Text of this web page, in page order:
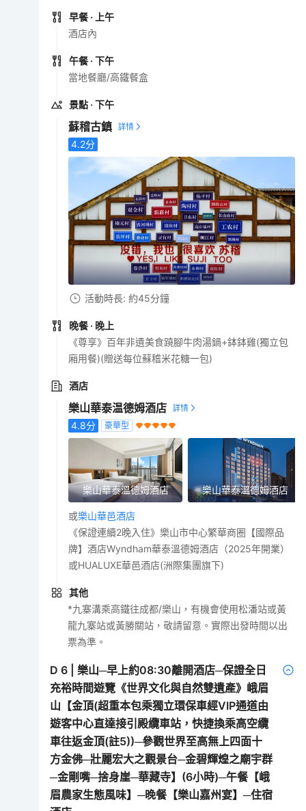
早餐 · 上午
酒店內
午餐 · 下午
當地餐廳/高鐵餐盒
景點 · 下午
蘇稽古鎮
4.2分
活動時長: 約45分鐘
晚餐 · 晚上
《尊享》百年非遺美食蹺腳牛肉湯鍋+鉢鉢雞(獨立包
廂用餐)(贈送每位蘇稽米花糖一包)
酒店
樂山華泰温德姆酒店
4.8分 豪華型
樂山華泰溫德姆酒店 樂山華泰溫德姆酒店
或樂山華邑酒店
《保證連續2晚入住》樂山市中心繁華商圈【國際品
牌】酒店Wyndham華泰溫德姆酒店（2025年開業）
或HUALUXE華邑酒店(洲際集團旗下)
其他
*九寨溝乘高鐵往成都/樂山，有機會使用松潘站或黃
龍九寨站或黃勝關站，敬請留意。實際出發時間以出
票為準。
D6 |樂山─早上約08:30離開酒店─保證全日
充裕時間遊覽《世界文化與自然雙遺產》峨眉
山【金頂(超重本包乘獨立環保車經VIP通道由
遊客中心直達接引殿纜車站，快捷換乘高空纜
車往返金頂(註5))─參觀世界至高無上四面十
方金佛─壯麗宏大之觀景台─金碧輝煌之廟宇群
─金剛嘴─捨身崖─華藏寺】(6小時)─午餐【峨
眉農家生態風味】─晚餐【樂山嘉州宴】─住宿